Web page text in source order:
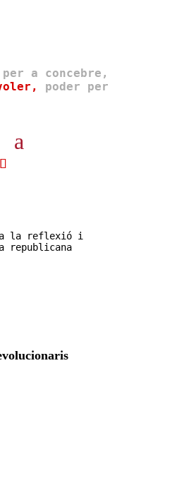
a concebre,
poder per
a la reflexió i